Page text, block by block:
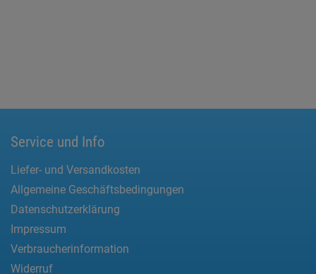
Service und Info
Liefer- und Versandkosten
Allgemeine Geschäftsbedingungen
Datenschutzerklärung
Impressum
Verbraucherinformation
Widerruf